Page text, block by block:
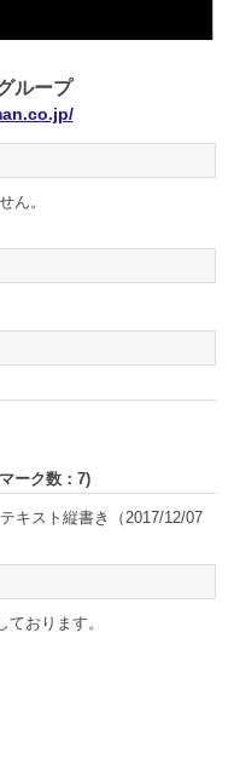
ループ
ん。
ーク数： 7)
スト縦書き
（2017/12/07
おります。